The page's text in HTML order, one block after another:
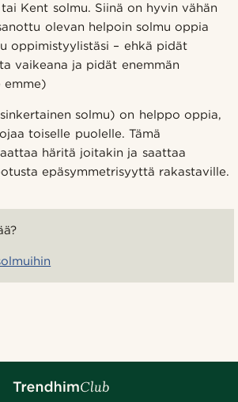
Kent solmu. Siinä on hyvin vähän
olevan helpoin solmu oppia
oppimistyylistäsi – ehkä pidät
vaikeana ja pidät enemmän
emme)
solmu) on helppo oppia,
toiselle puolelle. Tämä
häritä joitakin ja saattaa
epäsymmetrisyyttä rakastaville.